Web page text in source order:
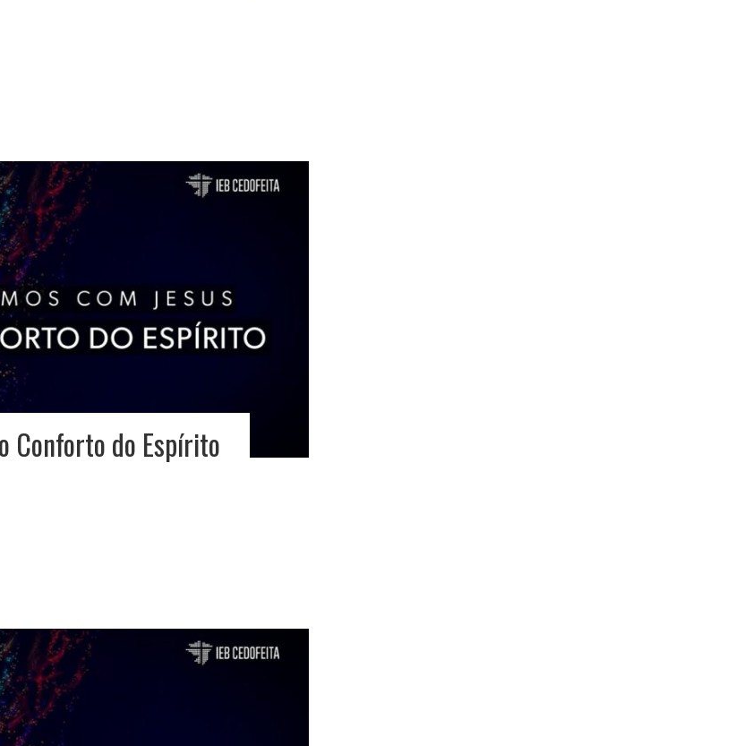
Conforto do Espírito